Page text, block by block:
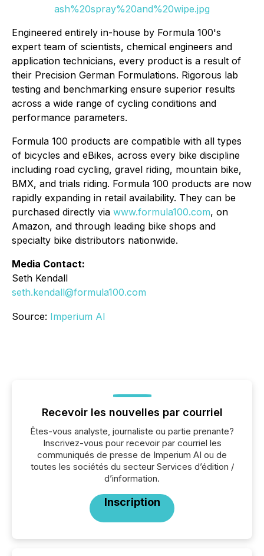
ash%20spray%20and%20wipe.jpg
Engineered entirely in-house by Formula 100's
expert team of scientists, chemical engineers and
application technicians, every product is a result of
their Precision German Formulations. Rigorous lab
testing and benchmarking ensure superior results
across a wide range of cycling conditions and
performance parameters.
Formula 100 products are compatible with all types
of bicycles and eBikes, across every bike discipline
including road cycling, gravel riding, mountain bike,
BMX, and trials riding. Formula 100 products are now
rapidly expanding in retail availability. They can be
purchased directly via www.formula100.com, on
Amazon, and through leading bike shops and
specialty bike distributors nationwide.
Media Contact:
Seth Kendall
seth.kendall@formula100.com
Source: Imperium AI
Recevoir les nouvelles par courriel
Êtes-vous analyste, journaliste ou partie prenante?
Inscrivez-vous pour recevoir par courriel les
communiqués de presse de Imperium AI ou de
toutes les sociétés du secteur Services d’édition /
d’information.
Inscription